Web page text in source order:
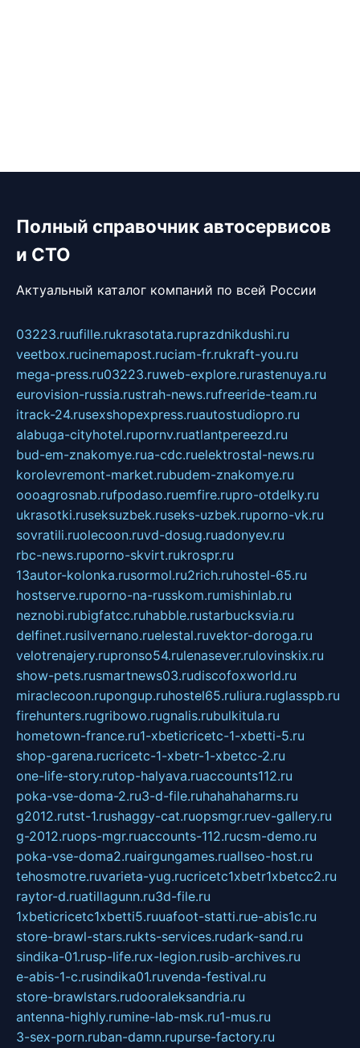
Полный справочник автосервисов
и СТО
Актуальный каталог компаний по всей России
03223.ruufille.rukrasotata.ruprazdnikdushi.ru
veetbox.rucinemapost.ruciam-fr.rukraft-you.ru
mega-press.ru03223.ruweb-explore.rurastenuya.ru
eurovision-russia.rustrah-news.rufreeride-team.ru
itrack-24.rusexshopexpress.ruautostudiopro.ru
alabuga-cityhotel.rupornv.ruatlantpereezd.ru
bud-em-znakomye.rua-cdc.ruelektrostal-news.ru
korolevremont-market.rubudem-znakomye.ru
oooagrosnab.rufpodaso.ruemfire.rupro-otdelky.ru
ukrasotki.ruseksuzbek.ruseks-uzbek.ruporno-vk.ru
sovratili.ruolecoon.ruvd-dosug.ruadonyev.ru
rbc-news.ruporno-skvirt.rukrospr.ru
13autor-kolonka.rusormol.ru2rich.ruhostel-65.ru
hostserve.ruporno-na-russkom.rumishinlab.ru
neznobi.rubigfatcc.ruhabble.rustarbucksvia.ru
delfinet.rusilvernano.ruelestal.ruvektor-doroga.ru
velotrenajery.rupronso54.rulenasever.rulovinskix.ru
show-pets.rusmartnews03.rudiscofoxworld.ru
miraclecoon.rupongup.ruhostel65.ruliura.ruglasspb.ru
firehunters.rugribowo.rugnalis.rubulkitula.ru
hometown-france.ru1-xbeticricetc-1-xbetti-5.ru
shop-garena.rucricetc-1-xbetr-1-xbetcc-2.ru
one-life-story.rutop-halyava.ruaccounts112.ru
poka-vse-doma-2.ru3-d-file.ruhahahaharms.ru
g2012.rutst-1.rushaggy-cat.ruopsmgr.ruev-gallery.ru
g-2012.ruops-mgr.ruaccounts-112.rucsm-demo.ru
poka-vse-doma2.ruairgungames.ruallseo-host.ru
tehosmotre.ruvarieta-yug.rucricetc1xbetr1xbetcc2.ru
raytor-d.ruatillagunn.ru3d-file.ru
1xbeticricetc1xbetti5.ruuafoot-statti.rue-abis1c.ru
store-brawl-stars.rukts-services.rudark-sand.ru
sindika-01.rusp-life.rux-legion.rusib-archives.ru
e-abis-1-c.rusindika01.ruvenda-festival.ru
store-brawlstars.rudooraleksandria.ru
antenna-highly.rumine-lab-msk.ru1-mus.ru
3-sex-porn.ruban-damn.rupurse-factory.ru